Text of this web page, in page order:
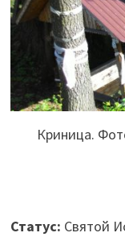
Криница.
Статус: Святой